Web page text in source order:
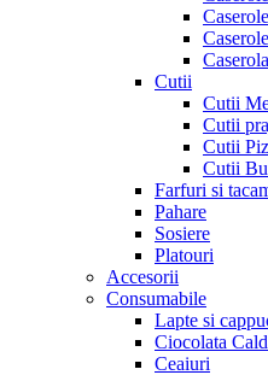
Cutii
Cutii
Cutii
Cutii
Cutii
Farfuri si
Pahare
Sosiere
Platouri
Accesorii
Consumabile
Lapte si
Ciocolata
Ceaiuri